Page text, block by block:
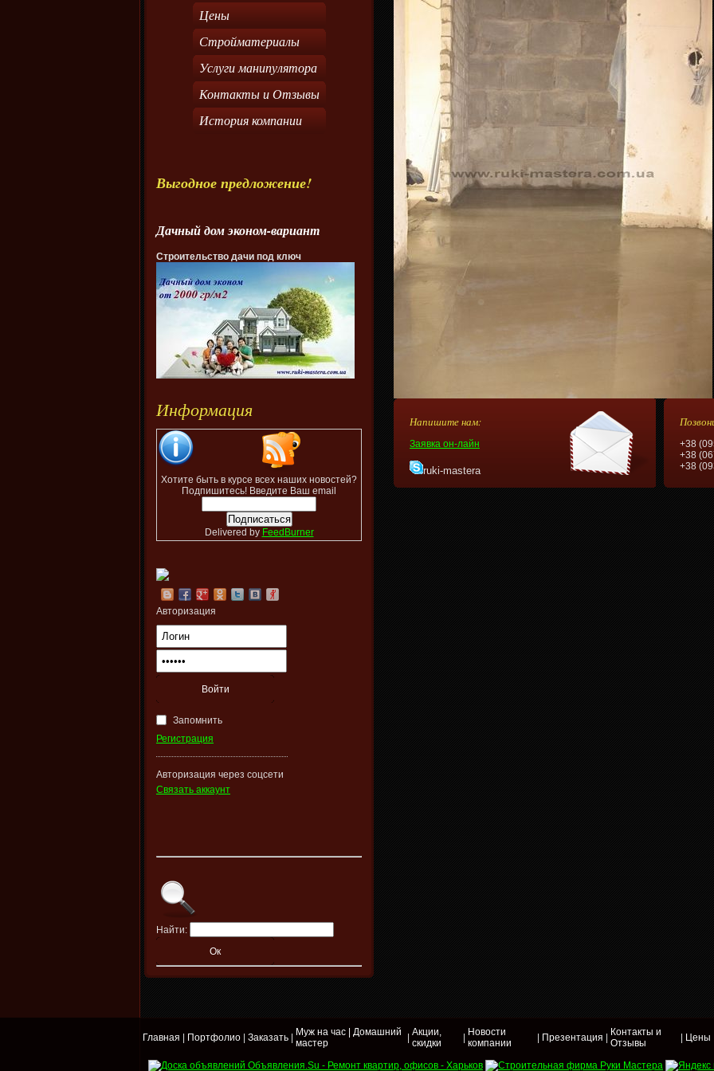
Цены
Стройматериалы
Услуги манипулятора
Контакты и Отзывы
История компании
Выгодное предложение!
Дачный дом эконом-вариант
Строительство дачи под ключ
Информация
Хотите быть в курсе всех наших новостей?
Подпишитесь! Введите Ваш email
Delivered by FeedBurner
Авторизация
Запомнить
Регистрация
Авторизация через соцсети
Связать аккаунт
Найти:
Напишите нам:
Заявка он-лайн
ruki-mastera
+38
+38
+38
Главная Портфолио Заказать
Муж на час | Домашний
мастер
Акции,
скидки
Новости
компании
Презентация
Контакты и
Отзывы
Цены